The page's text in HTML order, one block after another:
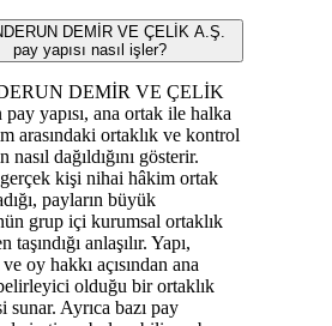
DEMİR VE ÇELİK A.Ş.
pay yapısı nasıl işler?
DEMİR VE ÇELİK
pay yapısı, ana ortak ile halka
arasındaki ortaklık ve kontrol
dağıldığını gösterir.
kişi nihai hâkim ortak
payların büyük
grup içi kurumsal ortaklık
taşındığı anlaşılır. Yapı,
oy hakkı açısından ana
olduğu bir ortaklık
sunar. Ayrıca bazı pay